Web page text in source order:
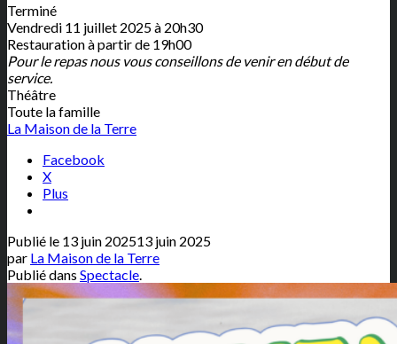
Terminé
Vendredi 11 juillet 2025 à 20h30
Restauration à partir de 19h00
Pour le repas nous vous conseillons de venir en début de
service.
Théâtre
Toute la famille
La Maison de la Terre
Facebook
X
Plus
Publié le 13 juin 202513 juin 2025
par La Maison de la Terre
Publié dans Spectacle.